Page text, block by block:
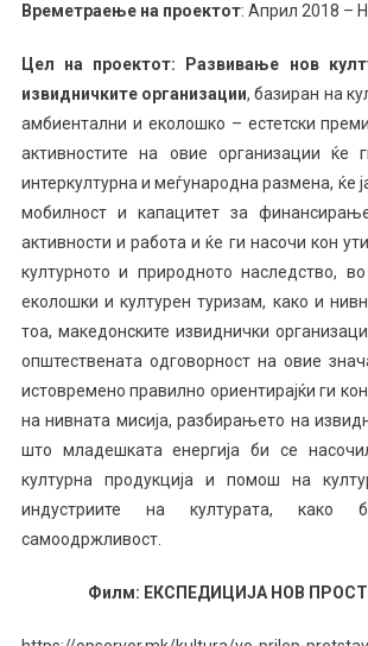
Времетраење на проектот: Април 2018 –
Цел на проектот: Развивање нов
извидничките организации, базиран на
амбиентални и еколошко – естетски
активностите на овие организации ќе
интеркултурна и меѓународна размена, ќе
мобилност и капацитет за
активности и работа и ќе ги насочи кон
културното и природното наследство,
еколошки и културен туризам, како и
тоа, македонските извиднички
општествената одговорност на овие
истовремено правилно ориентирајќи ги
на нивната мисија, разбирањето на
што младешката енергија би се
културна продукција и помош на
индустриите на културата, како
самоодржливост.
Филм: ЕКСПЕДИЦИЈА НОВ